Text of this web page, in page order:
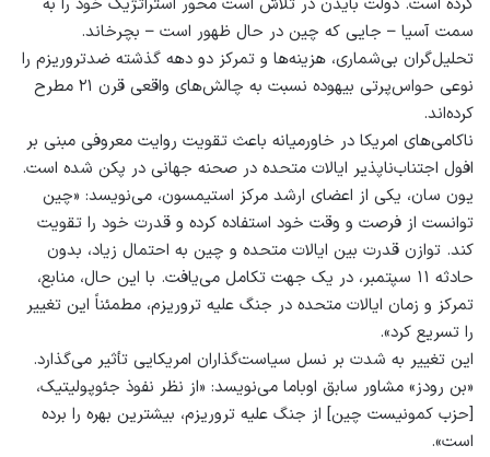
کرده است. دولت بایدن در تلاش است محور استراتژیک خود را به
سمت آسیا – جایی که چین در حال ظهور است – بچرخاند.
تحلیل‌گران بی‌شماری، هزینه‌ها و تمرکز دو دهه گذشته ضدتروریزم را
نوعی حواس‌پرتی بیهوده نسبت به چالش‌های واقعی قرن ۲۱ مطرح
کرده‌اند.
ناکامی‌های امریکا در خاورمیانه باعث تقویت روایت معروفی مبنی بر
افول اجتناب‌ناپذیر ایالات متحده در صحنه جهانی در پکن شده است.
یون سان، یکی از اعضای ارشد مرکز استیمسون، می‌نویسد: «چین
توانست از فرصت و وقت خود استفاده کرده و قدرت خود را تقویت
کند. توازن قدرت بین ایالات متحده و چین به احتمال زیاد، بدون
حادثه ۱۱ سپتمبر، در یک جهت تکامل می‌یافت. با این حال، منابع،
تمرکز و زمان ایالات متحده در جنگ علیه تروریزم، مطمئناً این تغییر
را تسریع کرد».
این تغییر به شدت بر نسل سیاست‌گذاران امریکایی تأثیر می‌گذارد.
«بن رودز» مشاور سابق اوباما می‌نویسد: «از نظر نفوذ جئوپولیتیک،
[حزب کمونیست چین] از جنگ علیه تروریزم، بیشترین بهره را برده
است».